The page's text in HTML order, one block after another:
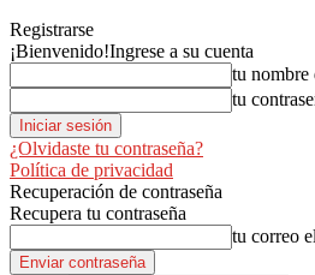
Registrarse
¡Bienvenido!Ingrese a su cuenta
tu nombre
tu
¿Olvidaste tu contraseña?
Política de privacidad
Recuperación de contraseña
Recupera tu contraseña
tu correo